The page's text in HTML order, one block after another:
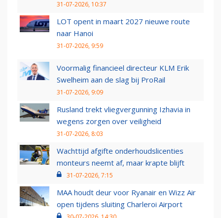
31-07-2026, 10:37
LOT opent in maart 2027 nieuwe route
naar Hanoi
31-07-2026, 9:59
Voormalig financieel directeur KLM Erik
Swelheim aan de slag bij ProRail
31-07-2026, 9:09
Rusland trekt vliegvergunning Izhavia in
wegens zorgen over veiligheid
31-07-2026, 8:03
Wachttijd afgifte onderhoudslicenties
monteurs neemt af, maar krapte blijft
31-07-2026, 7:15
MAA houdt deur voor Ryanair en Wizz Air
open tijdens sluiting Charleroi Airport